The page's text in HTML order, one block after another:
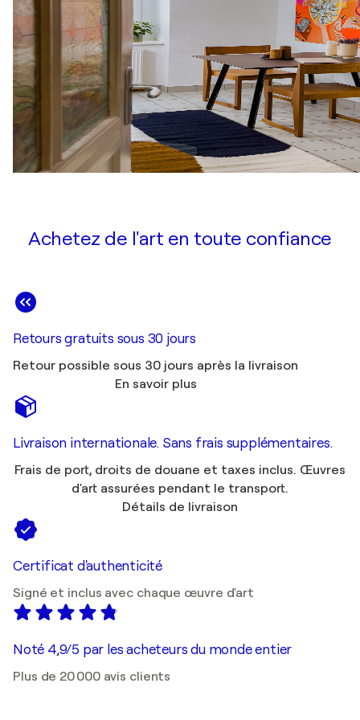
Achetez de l'art en toute confiance
Retours gratuits sous 30 jours
Retour possible sous 30 jours après la livraison
En savoir plus
Livraison internationale. Sans frais supplémentaires.
Frais de port, droits de douane et taxes inclus. Œuvres
d'art assurées pendant le transport.
Détails de livraison
Certificat d'authenticité
Signé et inclus avec chaque œuvre d'art
Noté 4,9/5 par les acheteurs du monde entier
Plus de 20 000 avis clients